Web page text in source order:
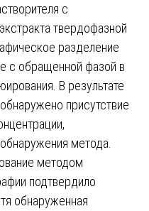
с
твердофазной
разделение
с обращенной фазой в
В результате
присутствие
метода.
методом
подтвердило
обнаруженная